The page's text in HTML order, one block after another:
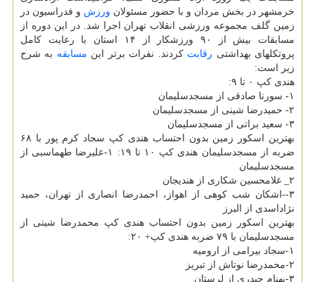
خرمشهر در بخش مردان و با حضور مسئولان ورزش و فدراسیون در
زمین گلف مجموعه ورزشی انقلاب تهران اجرا شد. در این دوره از
مسابقات بیش از ۹۰ ورزشکار از ۱۴ استان با رعایت کامل
پروتکلهای بهداشتی رقابت کردند. نفرات برتر این مسابقه به شرح
زیر است:
هندی کپ ۰ تا ۹:
۱- سورنا صادقی از مسجدسلیمان
۲- حمیدرضا شینی از مسجدسلیمان
۳- سعید براتی از مسجدسلیمان
بهترین اسکور زمین بدون احتساب هندی کپ سجاد کرم پور با ۶۸
ضربه از مسجدسلیمان هندی کپ ۱۰ تا ۱۹: ۱-علیرضا طهماسبی از
مسجدسلیمان
۲_ غلامحسین شکاری از هندیجان
۳--اشکان شب کوهی از اهواز، احمدرضا انصاری از تهران، حمید
نژاداسدی از البرز
بهترین اسکور زمین بدون احتساب هندی کپ محمدرضا شینی از
مسجدسلیمان با ۷۹ ضربه هندی کپ+ ۲۰:
۱-سجاد بیرامی از ارومیه
۲-محمدرضا نوتاش از تبریز
۳-بهنام حیدری از لرستان